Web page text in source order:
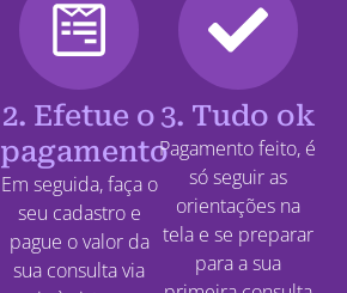
2. Efetue o
pagamento
Em seguida, faça o
seu cadastro e
pague o valor da
sua consulta via
3. Tudo ok
Pagamento feito, é
só seguir as
orientações na
tela e se preparar
para a sua